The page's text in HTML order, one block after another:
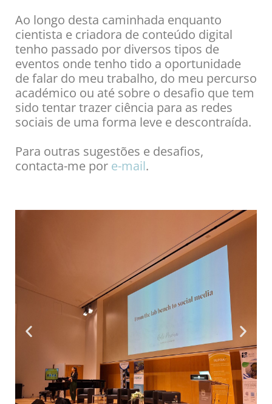
Ao longo desta caminhada enquanto
cientista e criadora de conteúdo digital
tenho passado por diversos tipos de
eventos onde tenho tido a oportunidade
de falar do meu trabalho, do meu percurso
académico ou até sobre o desafio que tem
sido tentar trazer ciência para as redes
sociais de uma forma leve e descontraída.
Para outras sugestões e desafios,
contacta-me por e-mail.